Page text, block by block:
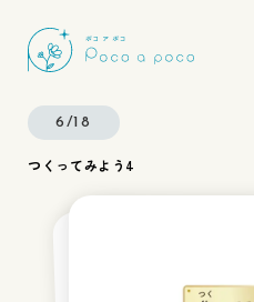
6/18
つくってみよう4